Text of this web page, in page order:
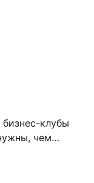
клубы
чем
стратегии.